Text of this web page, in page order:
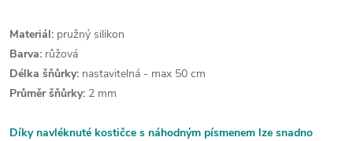
Materiál: pružný silikon
Barva: růžová
Délka šňůrky: nastavitelná - max 50 cm
Průměr šňůrky: 2 mm
Díky navléknuté kostičce s náhodným písmenem lze snadno